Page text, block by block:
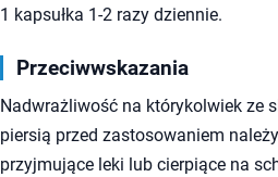
1 kapsułka 1-2 razy dziennie.
Przeciwwskazania
Nadwrażliwość na którykolwiek ze
piersią przed zastosowaniem
przyjmujące leki lub cierpiące na